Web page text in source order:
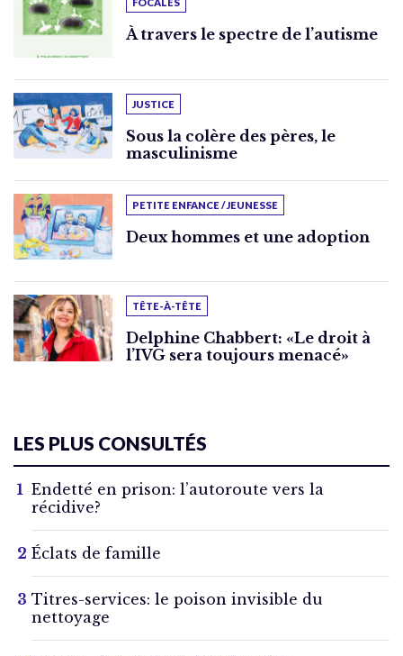
FOCALES
À travers le spectre de l’autisme
JUSTICE
Sous la colère des pères, le
masculinisme
PETITE ENFANCE / JEUNESSE
Deux hommes et une adoption
TÊTE-À-TÊTE
Delphine Chabbert: «Le droit à
l’IVG sera toujours menacé»
LES PLUS CONSULTÉS
Endetté en prison: l’autoroute vers la
récidive?
Éclats de famille
Titres-services: le poison invisible du
nettoyage